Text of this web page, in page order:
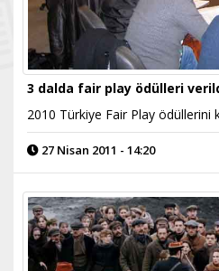
3 dalda fair play ödülleri
2010 Türkiye Fair Play ödüllerini
27 Nisan 2011 - 14:20